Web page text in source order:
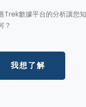
Trek數據平台的分析讓您
？
我想了解